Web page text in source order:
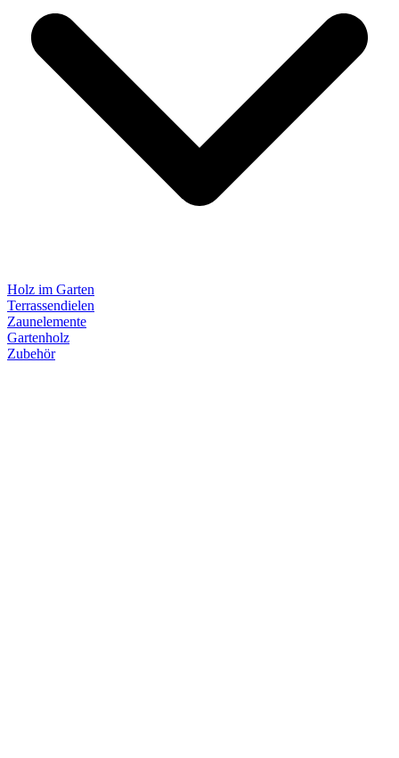
Holz im Garten
Terrassendielen
Zaunelemente
Gartenholz
Zubehör